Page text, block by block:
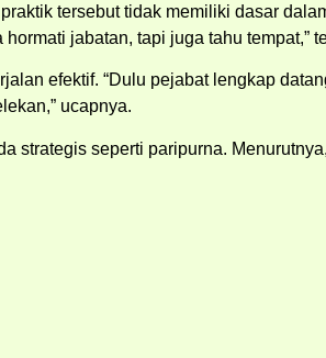
tersebut tidak memiliki dasar
jabatan, tapi juga tahu tempat,”
efektif. “Dulu pejabat lengkap
ucapnya.
strategis seperti paripurna.